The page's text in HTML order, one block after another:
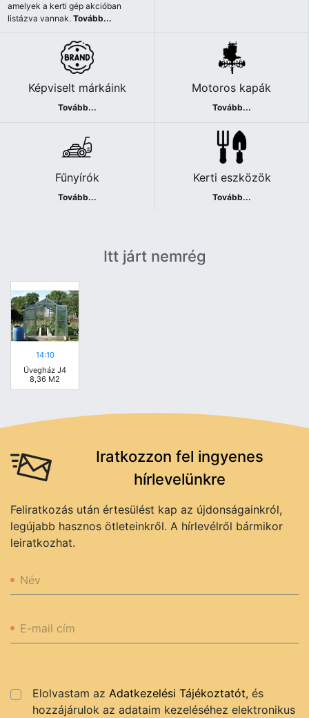
amelyek a kerti gép akcióban
listázva vannak.Tovább...
Képviselt márkáink
Tovább...
Motoros kapák
Tovább...
Fűnyírók
Tovább...
Kerti eszközök
Tovább...
Itt járt nemrég
14:10
Üvegház J4
8,36 M2
Iratkozzon fel ingyenes
hírlevelünkre
Feliratkozás után értesülést kap az újdonságainkról,
legújabb hasznos ötleteinkről. A hírlevélről bármikor
leiratkozhat.
Név
E-mail cím
Elolvastam az Adatkezelési Tájékoztatót, és
hozzájárulok az adataim kezeléséhez elektronikus